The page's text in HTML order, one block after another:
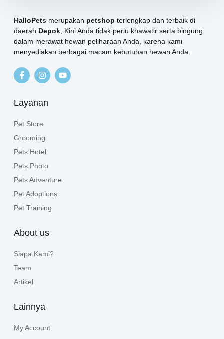
HalloPets merupakan petshop terlengkap dan terbaik di
daerah Depok , Kini Anda tidak perlu khawatir serta bingung
dalam merawat hewan peliharaan Anda, karena kami
menyediakan berbagai macam kebutuhan hewan Anda.
Layanan
Pet Store
Grooming
Pets Hotel
Pets Photo
Pets Adventure
Pet Adoptions
Pet Training
About us
Siapa Kami?
Team
Artikel
Lainnya
My Account